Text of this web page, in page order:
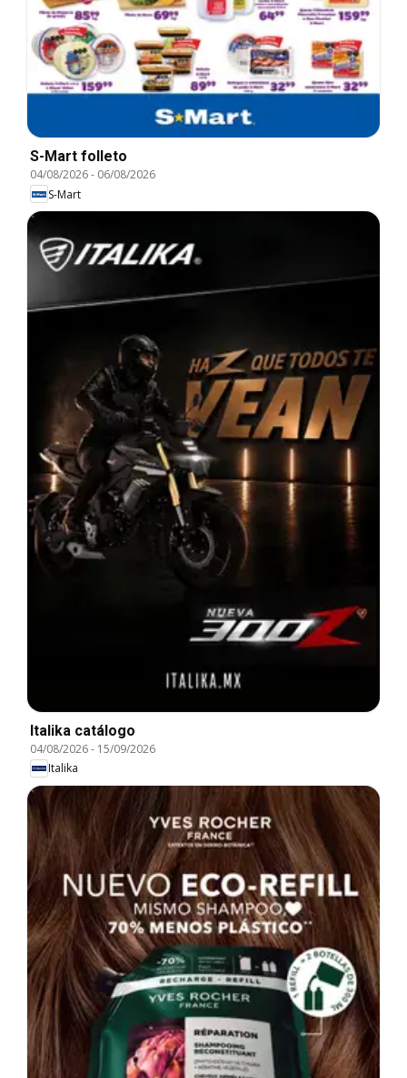
S-Mart folleto
04/08/2026- 06/08/2026
S-Mart
Italika catálogo
04/08/2026- 15/09/2026
Italika